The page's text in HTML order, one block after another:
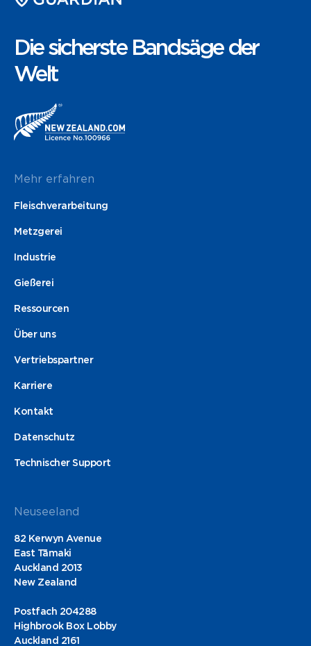
Die sicherste Bandsäge der
Welt
Mehr erfahren
Fleischverarbeitung
Metzgerei
Industrie
Gießerei
Ressourcen
Über uns
Vertriebspartner
Karriere
Kontakt
Datenschutz
Technischer Support
Neuseeland
82 Kerwyn Avenue
East Tāmaki
Auckland 2013
New Zealand
Postfach 204288
Highbrook Box Lobby
Auckland 2161